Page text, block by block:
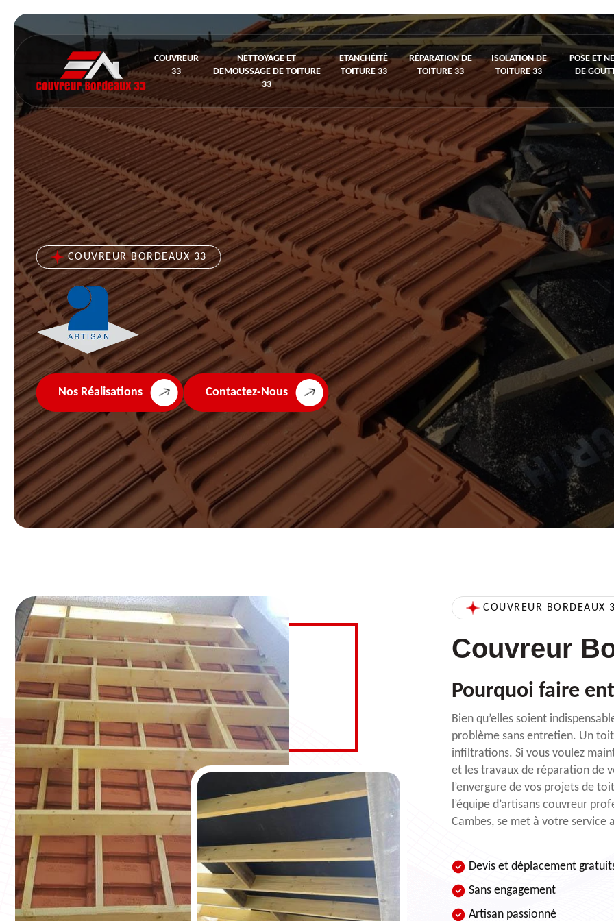
COUVREUR
33
NETTOYAGE ET
DEMOUSSAGE DE TOITURE
33
ETANCHÉITÉ
TOITURE 33
RÉPARATION DE
TOITURE 33
ISOLATION DE
TOITURE 33
POSE ET
DE
COUVREUR BORDEAUX 33
Nos Réalisations Contactez-Nous
COUVREUR BORDEAUX
Couvreur
Pourquoi faire
Bien qu’elles soient
problème sans entretien. Un
infiltrations. Si vous voulez
et les travaux de réparation de
l’envergure de vos projets de
l’équipe d’artisans couvreur
Cambes, se met à votre service
Devis et déplacement
Sans engagement
Artisan passionné